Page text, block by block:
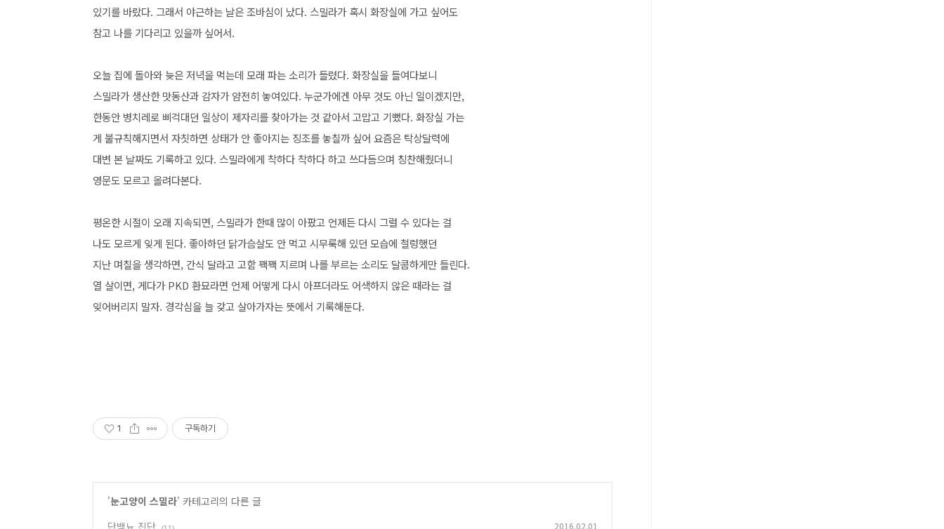
있기를 바랐다. 그래서 야근하는 날은 조바심이 났다. 스밀라가 혹시 화장실에 가고 싶어도
참고 나를 기다리고 있을까 싶어서.
오늘 집에 돌아와 늦은 저녁을 먹는데 모래 파는 소리가 들렸다. 화장실을 들여다보니
스밀라가 생산한 맛동산과 감자가 얌전히 놓여있다. 누군가에겐 아무 것도 아닌 일이겠지만,
한동안 병치레로 삐걱대던 일상이 제자리를 찾아가는 것 같아서 고맙고 기뻤다. 화장실 가는
게 불규칙해지면서 자칫하면 상태가 안 좋아지는 징조를 놓칠까 싶어 요즘은 탁상달력에
대변 본 날짜도 기록하고 있다. 스밀라에게 착하다 착하다 하고 쓰다듬으며 칭찬해줬더니
영문도 모르고 올려다본다.
평온한 시절이 오래 지속되면, 스밀라가 한때 많이 아팠고 언제든 다시 그럴 수 있다는 걸
나도 모르게 잊게 된다. 좋아하던 닭가슴살도 안 먹고 시무룩해 있던 모습에 철렁했던
지난 며칠을 생각하면, 간식 달라고 고함 꽥꽥 지르며 나를 부르는 소리도 달콤하게만 들린다.
열 살이면, 게다가 PKD 환묘라면 언제 어떻게 다시 아프더라도 어색하지 않은 때라는 걸
잊어버리지 말자. 경각심을 늘 갖고 살아가자는 뜻에서 기록해둔다.
1 구독하기
'눈고양이 스밀라' 카테고리의 다른 글
단백뇨 진단
2016.02.01